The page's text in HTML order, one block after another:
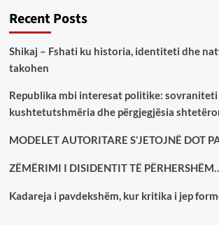
Recent Posts
Shikaj – Fshati ku historia, identiteti dhe
takohen
Republika mbi interesat politike:
kushtetutshmëria dhe përgjegjësia
MODELET AUTORITARE S’JETOJNË DOT
ZËMËRIMI I DISIDENTIT TË
Kadareja i pavdekshëm, kur kritika i jep